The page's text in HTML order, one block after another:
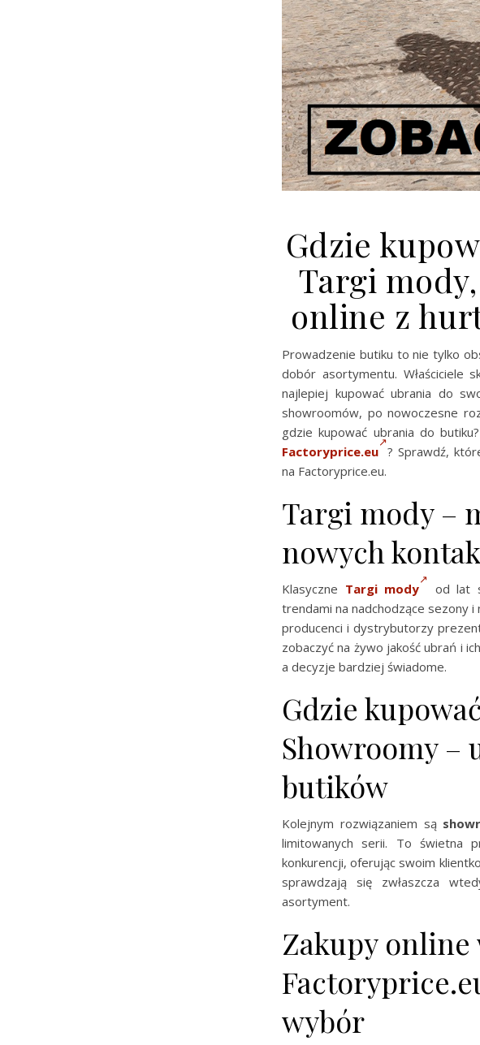
Gdzie
Targi
online z
Prowadzenie butiku to nie tylko
dobór asortymentu. Właściciele
najlepiej kupować ubrania do
showroomów, po nowoczesne
gdzie kupować ubrania do
Factoryprice.eu ? Sprawdź,
na Factoryprice.eu.
Targi mody –
nowych
Klasyczne Targi mody
od lat
trendami na nadchodzące sezony
producenci i dystrybutorzy
zobaczyć na żywo jakość ubrań i
a decyzje bardziej świadome.
Gdzie
Showroomy –
butików
Kolejnym rozwiązaniem są
limitowanych serii. To świetna
konkurencji, oferując swoim
sprawdzają się zwłaszcza
asortyment.
Zakupy
wybór